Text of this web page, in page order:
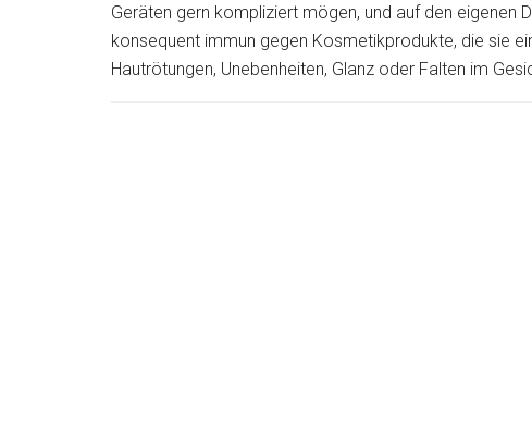
Geräten gern kompliziert mögen, und auf den eigenen
konsequent immun gegen Kosmetikprodukte, die sie
Hautrötungen, Unebenheiten, Glanz oder Falten im